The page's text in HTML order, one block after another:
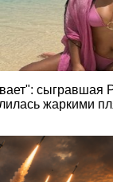
сыгравшая
жаркими